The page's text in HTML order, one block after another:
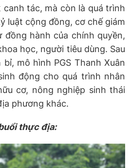
tác, mà còn là quá trình
luật cộng đồng, cơ chế giám
đồng hành của chính quyền,
học, người tiêu dùng. Sau
mô hình PGS Thanh Xuân
động cho quá trình nhân
cơ, nông nghiệp sinh thái
phương khác.
thực địa: